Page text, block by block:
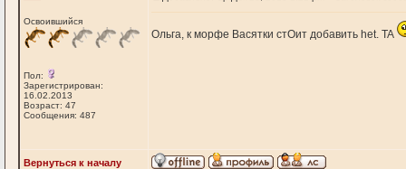
Освоившийся
Пол:
Зарегистрирован:
16.02.2013
Возраст: 47
Сообщения: 487
Ольга, к морфе Васятки стОит добавить het. TA
Вернуться к началу